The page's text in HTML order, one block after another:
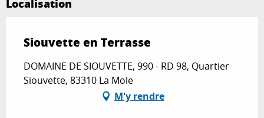
Localisation
Siouvette en Terrasse
DOMAINE DE SIOUVETTE, 990 - RD 98, Quartier
Siouvette, 83310 La Mole
M'y rendre